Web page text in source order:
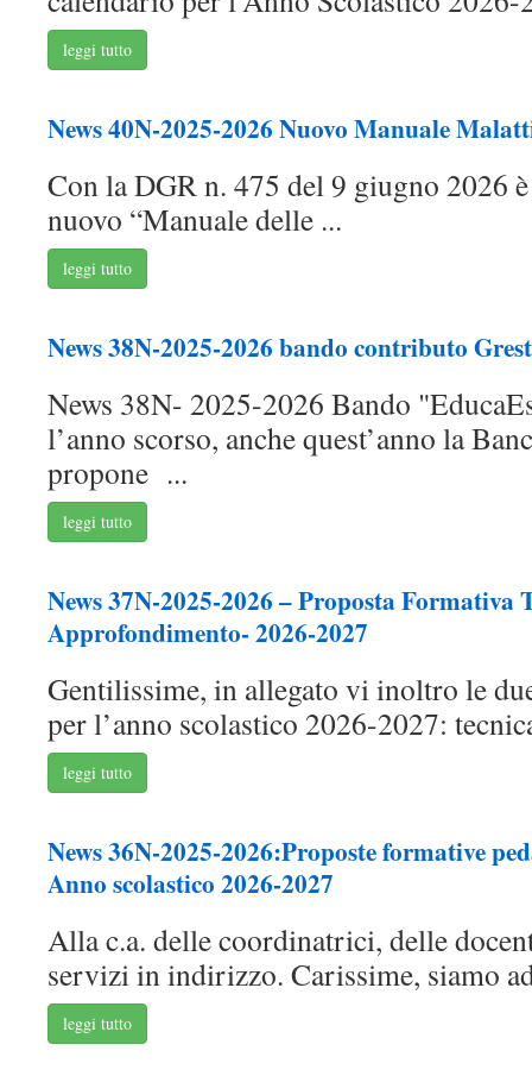
leggi tutto
News 40N-2025-2026 Nuovo Manuale
Con la DGR n. 475 del 9 giugno 2026
nuovo “Manuale delle ...
leggi tutto
News 38N-2025-2026 bando contributo
News 38N- 2025-2026 Bando
l’anno scorso, anche quest’anno la
propone ...
leggi tutto
News 37N-2025-2026 – Proposta Formativa
Approfondimento- 2026-2027
Gentilissime, in allegato vi inoltro le
per l’anno scolastico 2026-2027:
leggi tutto
News 36N-2025-2026:Proposte formative
Anno scolastico 2026-2027
Alla c.a. delle coordinatrici, delle
servizi in indirizzo. Carissime, siamo
leggi tutto